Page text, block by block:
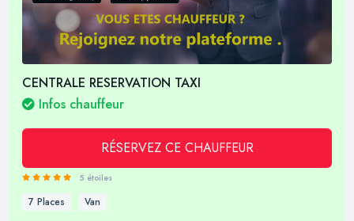
CENTRALE RESERVATION TAXI
Infos chauffeur
RÉSERVEZ CE CHAUFFEUR
5 étoiles
7 Places Van